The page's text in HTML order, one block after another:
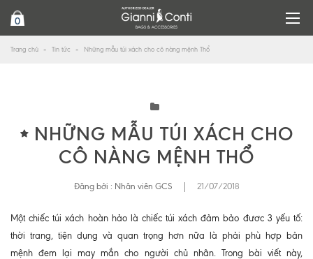
0
Trang chủ Tin tức Những mẫu túi xách cho cô nàng mệnh Thổ
NHỮNG MẪU TÚI XÁCH CHO
CÔ NÀNG MỆNH THỔ
Đăng bởi : Nhân viên GCS 21/07/2018
Một chiếc túi xách hoàn hảo là chiếc túi xách đảm bảo đươc 3 yếu tố:
thời trang, tiện dụng và quan trọng hơn nữa là phải phù hợp bản
mệnh đem lại may mắn cho người chủ nhân. Trong bài viết này,